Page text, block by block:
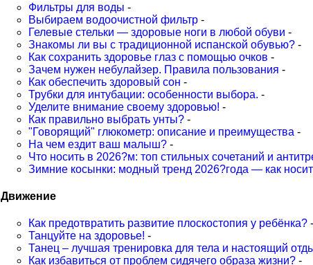
Фильтры для воды -
Выбираем водоочистной фильтр -
Гелевые стельки — здоровые ноги в любой обуви -
Знакомы ли вы с традиционной испанской обувью? -
Как сохранить здоровье глаз с помощью очков -
Зачем нужен небулайзер. Правила пользования -
Как обеспечить здоровый сон -
Трубки для интубации: особенности выбора. -
Уделите внимание своему здоровью! -
Как правильно выбрать унты? -
"Говорящий" глюкометр: описание и преимущества -
На чем ездит ваш малыш? -
Что носить в 2026?м: топ стильных сочетаний и
Зимние косынки: модный тренд 2026?года — как
Движение
Как предотвратить развитие плоскостопия у ребёнка? -
Танцуйте на здоровье! -
Танец – лучшая тренировка для тела и настоящий
Как избавиться от проблем сидячего образа жизни? -